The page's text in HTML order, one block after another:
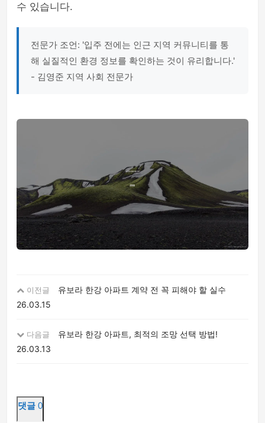
수 있습니다.
전문가 조언: '입주 전에는 인근 지역 커뮤니티를 통
해 실질적인 환경 정보를 확인하는 것이 유리합니다.'
- 김영준 지역 사회 전문가
이전글
유보라 한강 아파트 계약 전 꼭 피해야 할 실수
26.03.15
다음글
유보라 한강 아파트, 최적의 조망 선택 방법!
26.03.13
댓글 0